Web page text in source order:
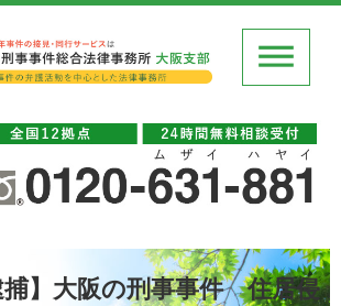
捕】大阪の刑事事件 住居侵